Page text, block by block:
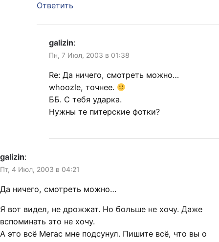
Ответить
galizin:
Пн, 7 Июл, 2003 в 01:38
Re: Да ничего, смотреть можно…
whoozle, точнее.
ББ. С тебя ударка.
Нужны те питерские фотки?
galizin:
Пт, 4 Июл, 2003 в 04:21
Да ничего, смотреть можно…
Я вот видел, не дрожжат. Но больше не хочу. Даже
вспоминать это не хочу.
А это всё Мегас мне подсунул. Пишите всё, что вы о